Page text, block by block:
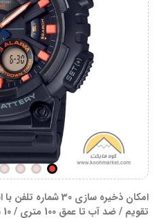
امکان ذخیره سازی